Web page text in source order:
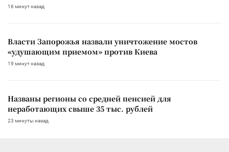
16 минут назад
Власти Запорожья назвали уничтожение мостов
«удушающим приемом» против Киева
19 минут назад
Названы регионы со средней пенсией для
неработающих свыше 35 тыс. рублей
23 минуты назад